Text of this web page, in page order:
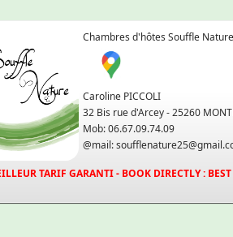
Chambres d'hôtes Souffle Nature
Caroline PICCOLI
32 Bis rue d'Arcey - 25260
Mob: 06.67.09.74.09
@mail:
TARIF GARANTI - BOOK DIRECTLY :